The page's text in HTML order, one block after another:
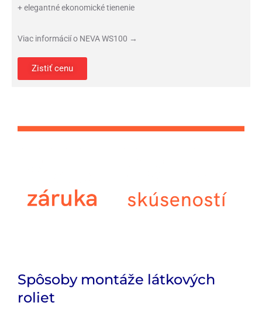
+ elegantné ekonomické tienenie
Viac informácií o NEVA WS100 →
Zistiť cenu
Spôsoby montáže látkových
roliet